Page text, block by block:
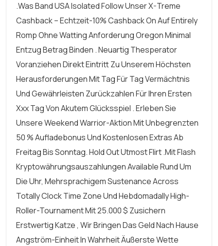
.Was Band USA Isolated Follow Unser X-Treme
Cashback – Echtzeit-10% Cashback On Auf Entirely
Romp Ohne Watting Anforderung Oregon Minimal
Entzug Betrag Binden . Neuartig Thesperator
Voranziehen Direkt Eintritt Zu Unserem Höchsten
Herausforderungen Mit Tag Für Tag Vermächtnis
Und Gewährleisten Zurückzahlen Für Ihren Ersten
Xxx Tag Von Akutem Glücksspiel . Erleben Sie
Unsere Weekend Warrior-Aktion Mit Unbegrenzten
50 % Aufladebonus Und Kostenlosen Extras Ab
Freitag Bis Sonntag. Hold Out Utmost Flirt .Mit Flash
Kryptowährungsauszahlungen Available Rund Um
Die Uhr, Mehrsprachigem Sustenance Across
Totally Clock Time Zone Und Hebdomadally High-
Roller-Tournament Mit 25.000 $ Zusichern
Erstwertig Katze , Wir Bringen Das Geld Nach Hause
Angström-Einheit In Wahrheit Äußerste Wette